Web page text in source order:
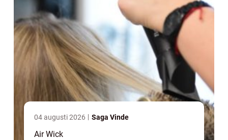
04 augusti 2026 Saga Vinde
Air Wick